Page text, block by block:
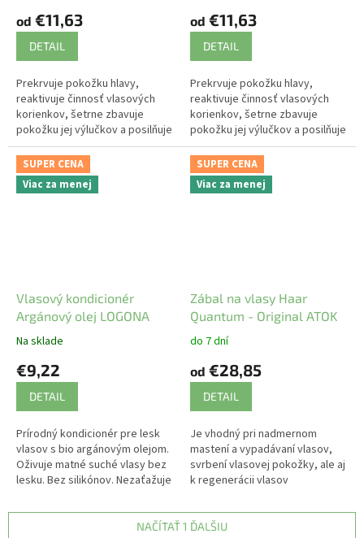
od €11,63
DETAIL
Prekrvuje pokožku hlavy,
reaktivuje činnosť vlasových
korienkov, šetrne zbavuje
pokožku jej výlučkov a posilňuje
vlasy.
od €11,63
DETAIL
Prekrvuje pokožku hlavy,
reaktivuje činnosť vlasových
korienkov, šetrne zbavuje
pokožku jej výlučkov a posilňuje
vlasy.
SUPER CENA
Viac za menej
Vlasový kondicionér
Argánový olej LOGONA
Na sklade
€9,22
DETAIL
Prírodný kondicionér pre lesk
vlasov s bio argánovým olejom.
Oživuje matné suché vlasy bez
lesku. Bez silikónov. Nezaťažuje
SUPER CENA
Viac za menej
Zábal na vlasy Haar
Quantum - Original ATOK
do 7 dní
od €28,85
DETAIL
Je vhodný pri nadmernom
mastení a vypadávaní vlasov,
svrbení vlasovej pokožky, ale aj
k regenerácii vlasov
onduláciou.
NAČÍTAŤ 1 ĎALŠIU